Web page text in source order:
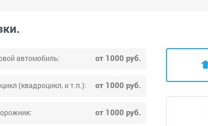
автомобиль: от 1000 руб.
(квадроцикл, и т.п.): от 1000 руб.
от 1000 руб.